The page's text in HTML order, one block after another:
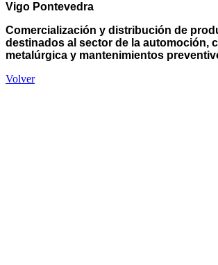
Vigo Pontevedra
Comercialización y distribución de
destinados al sector de la automoción,
metalúrgica y mantenimientos
Volver